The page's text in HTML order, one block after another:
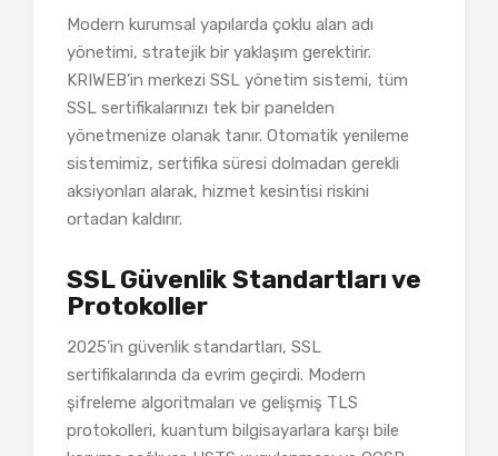
Modern kurumsal yapılarda çoklu alan adı
yönetimi, stratejik bir yaklaşım gerektirir.
KRIWEB’in merkezi SSL yönetim sistemi, tüm
SSL sertifikalarınızı tek bir panelden
yönetmenize olanak tanır. Otomatik yenileme
sistemimiz, sertifika süresi dolmadan gerekli
aksiyonları alarak, hizmet kesintisi riskini
ortadan kaldırır.
SSL Güvenlik Standartları ve
Protokoller
2025’in güvenlik standartları, SSL
sertifikalarında da evrim geçirdi. Modern
şifreleme algoritmaları ve gelişmiş TLS
protokolleri, kuantum bilgisayarlara karşı bile